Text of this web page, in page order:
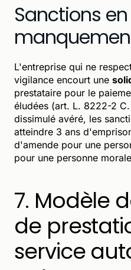
Sanctions
L'entreprise qui ne
vigilance encourt une
prestataire pour le
éludées (art. L. 8222-2
dissimulé avéré, les
atteindre 3 ans
d'amende pour une
pour une personne
7. Modèle
de
service